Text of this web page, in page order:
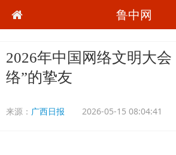
鲁中网
2026年中国网络文明大会
络”的挚友
来源： 广西日报 2026-05-15 08:04:41